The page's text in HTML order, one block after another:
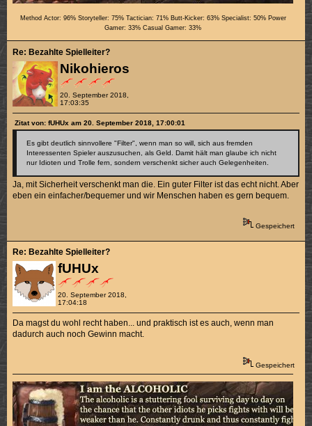
Method Actor: 96% Storyteller: 75% Tactician: 71% Butt-Kicker: 63% Specialist: 50% Power
Gamer: 33% Casual Gamer: 33%
Nikohieros
20. September 2018,
17:03:35
Re: Bezahlte Spielleiter?
Zitat von: fUHUx am 20. September 2018, 17:00:01
Es gibt deutlich sinnvollere "Filter", wenn man so will, sich aus fremden
Interessenten Spieler auszusuchen, als Geld. Damit hält man glaube ich nicht
nur Idioten und Trolle fern, sondern verschenkt sicher auch Gelegenheiten.
Ja, mit Sicherheit verschenkt man die. Ein guter Filter ist das echt nicht. Aber
eben ein einfacher/bequemer und wir Menschen haben es gern bequem.
Gespeichert
fUHUx
20. September 2018,
17:04:18
Re: Bezahlte Spielleiter?
Da magst du wohl recht haben... und praktisch ist es auch, wenn man
dadurch auch noch Gewinn macht.
Gespeichert